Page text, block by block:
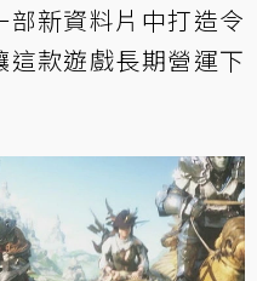
新資料片中打造令
款遊戲長期營運下